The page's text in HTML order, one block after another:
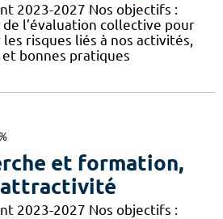
2023-2027 Nos objectifs :
l’évaluation collective pour
risques liés à nos activités,
bonnes pratiques
et formation,
2023-2027 Nos objectifs :